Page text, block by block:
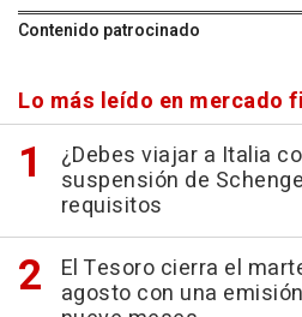
Contenido patrocinado
Lo más leído en mercado
¿Debes viajar a Italia
suspensión de
requisitos
El Tesoro cierra el
agosto con una